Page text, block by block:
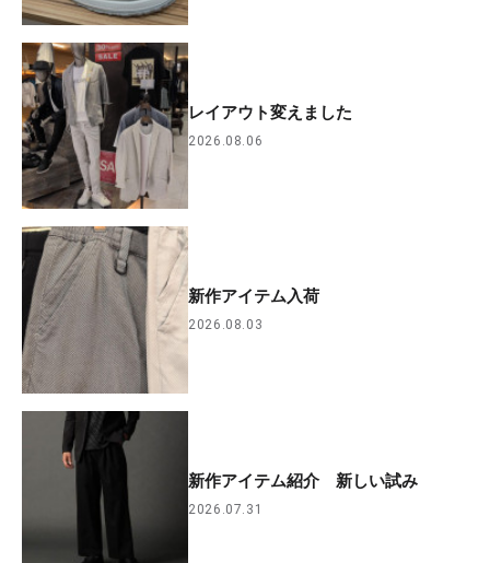
レイアウト変えました
2026.08.06
新作アイテム入荷
2026.08.03
新作アイテム紹介 新しい試み
2026.07.31